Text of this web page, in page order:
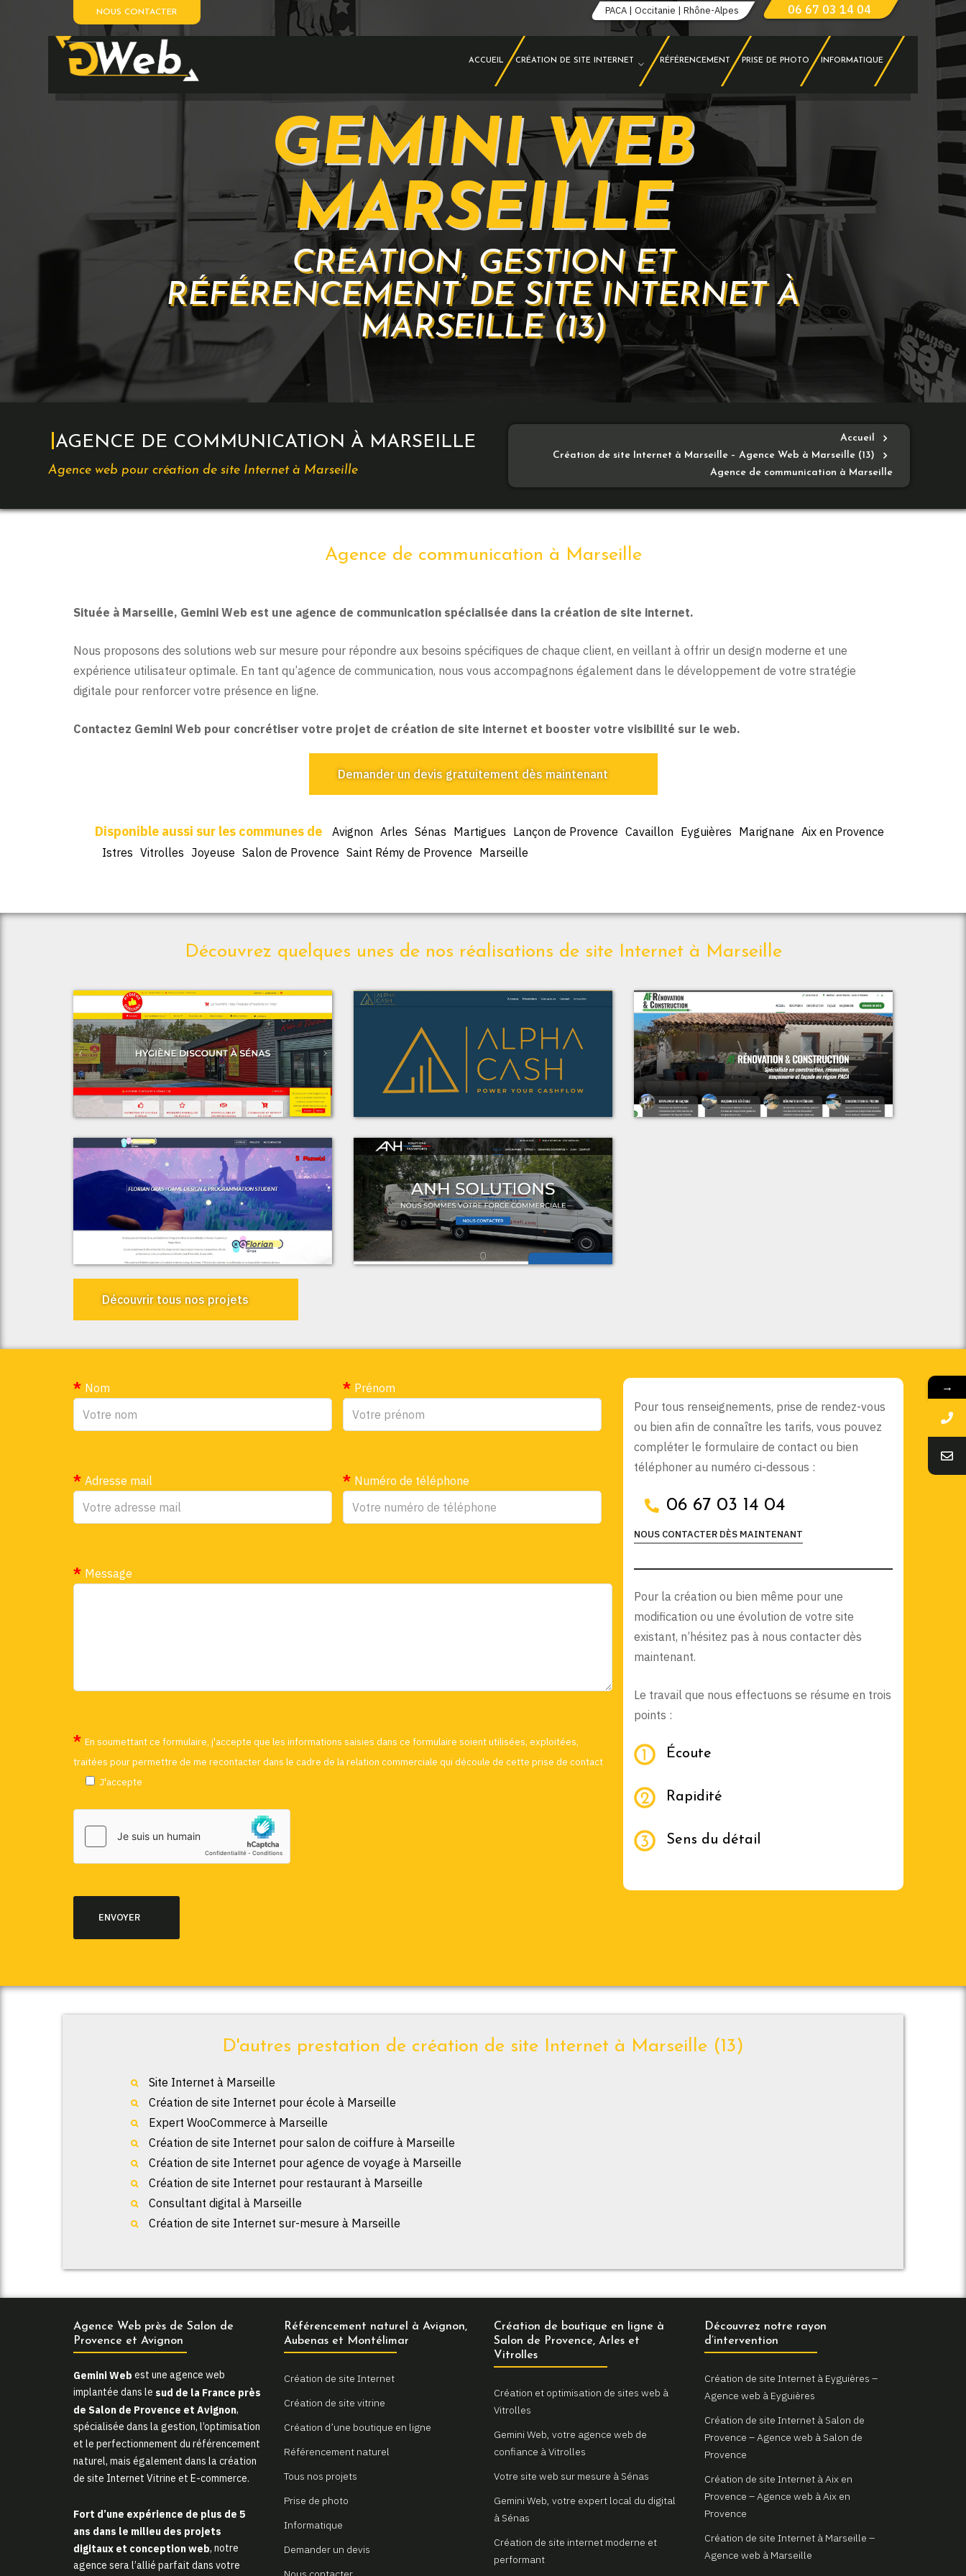
PACA | Occitanie | Rhône-Alpes 06 67 03 14 04
NOUS CONTACTER
ACCUEIL CRÉATION DE SITE INTERNET RÉFÉRENCEMENT PRISE DE PHOTO INFORMATIQUE
GEMINI WEB
MARSEILLE
CRÉATION, GESTION ET
RÉFÉRENCEMENT DE SITE INTERNET À
MARSEILLE (13)
AGENCE DE COMMUNICATION À MARSEILLE
Agence web pour création de site Internet à Marseille
Accueil
Création de site Internet à Marseille – Agence Web à Marseille (13)
Agence de communication à Marseille
Agence de communication à Marseille
Située à Marseille, Gemini Web est une agence de communication spécialisée dans la création de site internet.
Nous proposons des solutions web sur mesure pour répondre aux besoins spécifiques de chaque client, en veillant à offrir un design moderne et une
expérience utilisateur optimale. En tant qu’agence de communication, nous vous accompagnons également dans le développement de votre stratégie
digitale pour renforcer votre présence en ligne.
Contactez Gemini Web pour concrétiser votre projet de création de site internet et booster votre visibilité sur le web.
Demander un devis gratuitement dès maintenant
Avignon Arles Sénas Martigues Lançon de Provence Cavaillon Eyguières Marignane Aix en Provence
Istres Vitrolles Joyeuse Salon de Provence Saint Rémy de Provence Marseille
Découvrez quelques unes de nos réalisations de site Internet à Marseille
Voir le projet
Espace Discount
Voir le projet
Alpha Cash Consulting
Voir le projet
AF Rénovation & Construction
Voir le projet
Florian Gras
Voir le projet
ANH Solutions
Découvrir tous nos projets
Nom Prénom
Adresse mail Numéro de téléphone
Message
En soumettant ce formulaire, j'accepte que les informations saisies dans ce formulaire soient utilisées, exploitées,
traitées pour permettre de me recontacter dans le cadre de la relation commerciale qui découle de cette prise de contact
J'accepte
Pour tous renseignements, prise de rendez-vous
ou bien afin de connaître les tarifs, vous pouvez
compléter le formulaire de contact ou bien
téléphoner au numéro ci-dessous :
06 67 03 14 04
NOUS CONTACTER DÈS MAINTENANT
Pour la création ou bien même pour une
modification ou une évolution de votre site
existant, n’hésitez pas à nous contacter dès
maintenant.
Le travail que nous effectuons se résume en trois
points :
Écoute
Rapidité
Sens du détail
D'autres prestation de création de site Internet à Marseille (13)
Site Internet à Marseille
Création de site Internet pour école à Marseille
Expert WooCommerce à Marseille
Création de site Internet pour salon de coiffure à Marseille
Création de site Internet pour agence de voyage à Marseille
Création de site Internet pour restaurant à Marseille
Consultant digital à Marseille
Création de site Internet sur-mesure à Marseille
Agence Web près de Salon de
Provence et Avignon
Gemini Web est une agence web
implantée dans le sud de la France près
de Salon de Provence et Avignon,
spécialisée dans la gestion, l’optimisation
et le perfectionnement du référencement
naturel, mais également dans la création
de site Internet Vitrine et E-commerce.
Fort d’une expérience de plus de 5
ans dans le milieu des projets
digitaux et conception web, notre
agence sera l’allié parfait dans votre
Référencement naturel à Avignon,
Aubenas et Montélimar
Création de site Internet
Création de site vitrine
Création d’une boutique en ligne
Référencement naturel
Tous nos projets
Prise de photo
Informatique
Demander un devis
Création de boutique en ligne à
Salon de Provence, Arles et
Vitrolles
Création et optimisation de sites web à
Vitrolles
Gemini Web, votre agence web de
confiance à Vitrolles
Votre site web sur mesure à Sénas
Gemini Web, votre expert local du digital
à Sénas
Création de site internet moderne et
performant
Découvrez notre rayon
d’intervention
Création de site Internet à Eyguières –
Agence web à Eyguières
Création de site Internet à Salon de
Provence – Agence web à Salon de
Provence
Création de site Internet à Aix en
Provence – Agence web à Aix en
Provence
Création de site Internet à Marseille –
Agence web à Marseille
→